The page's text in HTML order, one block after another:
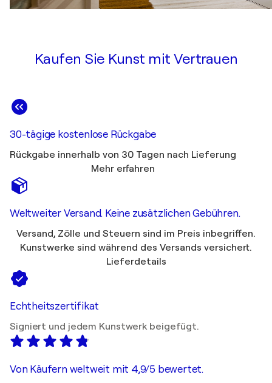
Kaufen Sie Kunst mit Vertrauen
30-tägige kostenlose Rückgabe
Rückgabe innerhalb von 30 Tagen nach Lieferung
Mehr erfahren
Weltweiter Versand. Keine zusätzlichen Gebühren.
Versand, Zölle und Steuern sind im Preis inbegriffen.
Kunstwerke sind während des Versands versichert.
Lieferdetails
Echtheitszertifikat
Signiert und jedem Kunstwerk beigefügt.
Von Käufern weltweit mit 4,9/5 bewertet.